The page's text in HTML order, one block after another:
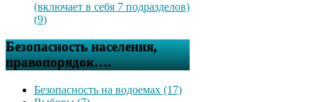
(включает в себя 7 подразделов)
(9)
Безопасность населения,
правопорядок….
Безопасность на водоемах (17)